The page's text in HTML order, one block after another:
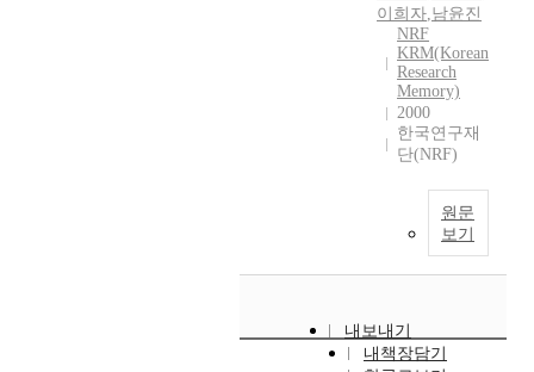
이희자,남윤진
NRF
KRM(Korean
Research
Memory)
2000
한국연구재
단(NRF)
원문
보기
내보내기
내책장담기